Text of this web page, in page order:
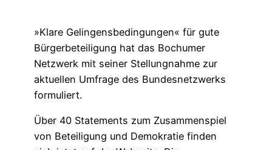
»Klare Gelingensbedingungen« für gute
Bürgerbeteiligung hat das Bochumer
Netzwerk mit seiner Stellungnahme zur
aktuellen Umfrage des Bundesnetzwerks
formuliert.
Über 40 Statements zum Zusammenspiel
von Beteiligung und Demokratie finden